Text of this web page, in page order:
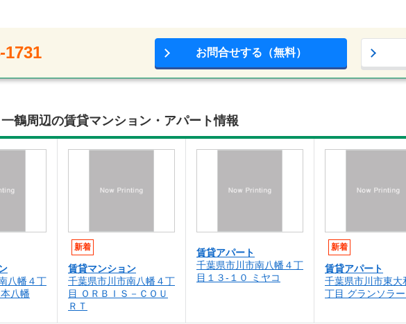
1731 お問合せする（無料）
鶴周辺の賃貸マンション・アパート情報
八幡４丁
八幡
新着
賃貸マンション
千葉県市川市南八幡４丁
目 ＯＲＢＩＳ－ＣＯＵ
ＲＴ
賃貸アパート
千葉県市川市南八幡４丁
目１３-１０ ミヤコ
新着
賃貸アパート
千葉県市川市東大
丁目 グランソラ